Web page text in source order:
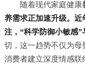
随着现代家庭健康
养需求正加速升级。近
注， “科学防御小敏感”
切，这一趋势不仅为
消费者建立深度情感联